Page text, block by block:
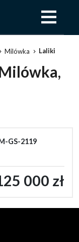
Milówka Laliki
GS-2119
000 zł